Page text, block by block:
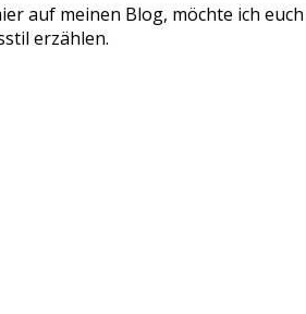
auf meinen Blog, möchte ich
erzählen.